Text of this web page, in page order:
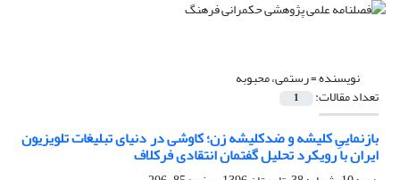
نویسنده =رستمی، محبوبه
تعداد مقالات: 1
بازنماییِ کلیشه و ضدکلیشه زن؛ کاوشی در دنیای تبلیغات تلویزیون
ایران با رویکرد تحلیل گفتمان انتقادی فرکلاف